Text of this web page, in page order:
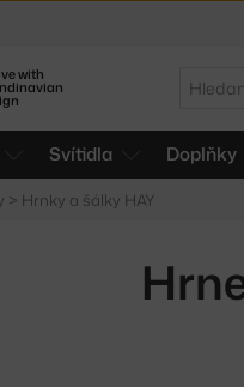
with Hledat
Svítidla Doplňky
> Hrnky a šálky HAY